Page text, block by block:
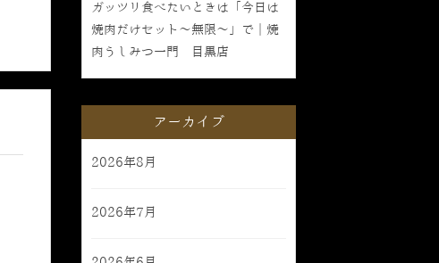
ガッツリ食べたいときは「今日は
焼肉だけセット〜無限〜」で｜焼
肉うしみつ一門 目黒店
アーカイブ
2026年8月
2026年7月